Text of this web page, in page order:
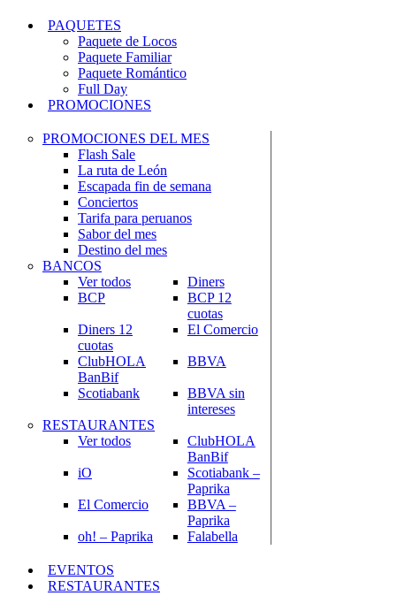
PAQUETES
Paquete de Locos
Paquete Familiar
Paquete Romántico
Full Day
PROMOCIONES
PROMOCIONES DEL MES
Flash Sale
La ruta de León
Escapada fin de semana
Conciertos
Tarifa para peruanos
Sabor del mes
Destino del mes
BANCOS
Ver todos
Diners
BCP
BCP 12
cuotas
Diners 12
cuotas
El Comercio
ClubHOLA
BanBif
BBVA
Scotiabank
BBVA sin
intereses
RESTAURANTES
Ver todos
ClubHOLA
BanBif
iO
Scotiabank –
Paprika
El Comercio
BBVA –
Paprika
oh! – Paprika
Falabella
EVENTOS
RESTAURANTES